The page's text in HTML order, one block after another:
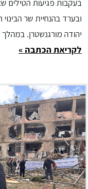
בעקבות פגיעות הטילים
ובערד בהנחיית שר
יהודה מורגנשטרן.
לקריאת הכתבה »